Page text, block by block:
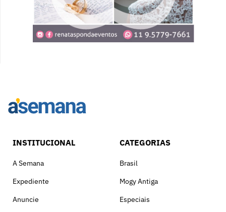
INSTITUCIONAL
A Semana
Expediente
Anuncie
CATEGORIAS
Brasil
Mogy Antiga
Especiais